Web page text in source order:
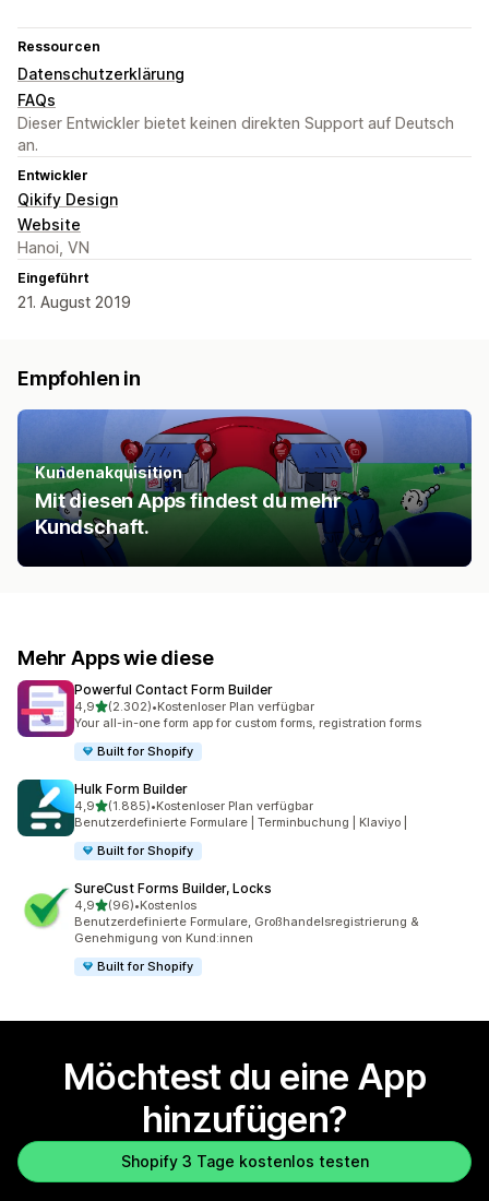
Ressourcen
Datenschutzerklärung
FAQs
Dieser Entwickler bietet keinen direkten Support auf Deutsch
an.
Entwickler
Qikify Design
Website
Hanoi, VN
Eingeführt
21. August 2019
Empfohlen in
Kundenakquisition
Mit diesen Apps findest du mehr
Kundschaft.
Mehr Apps wie diese
Powerful Contact Form Builder
4,9von 5 Sternen
(2.302)
2302 Rezensionen insgesamt
•Kostenloser Plan verfügbar
Your all-in-one form app for custom forms, registration forms
Built for Shopify
Hulk Form Builder
4,9von 5 Sternen
(1.885)
1885 Rezensionen insgesamt
•Kostenloser Plan verfügbar
Benutzerdefinierte Formulare | Terminbuchung | Klaviyo |
Built for Shopify
SureCust Forms Builder, Locks
4,9von 5 Sternen
(96)
96 Rezensionen insgesamt
•Kostenlos
Benutzerdefinierte Formulare, Großhandelsregistrierung &
Genehmigung von Kund:innen
Built for Shopify
Möchtest du eine App
hinzufügen?
Shopify 3 Tage kostenlos testen